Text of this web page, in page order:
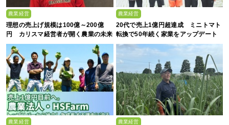
農業経営
理想の売上げ規模は100億～200億
円 カリスマ経営者が開く農業の未来
農業経営
20代で売上1億円超達成 ミニトマト
転換で50年続く家業をアップデート
農業経営 農業経営